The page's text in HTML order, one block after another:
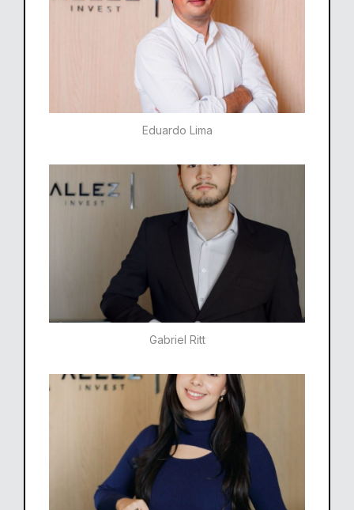
Eduardo Lima
Gabriel Ritt